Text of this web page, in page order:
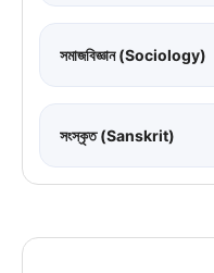
সমাজবিজ্ঞান (Sociology)
সংস্কৃত (Sanskrit)